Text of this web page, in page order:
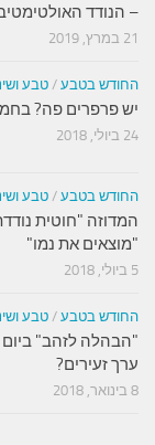
– הנודד
21 במרץ, 2019
החודש בטבע / טבע
יש פרפרים פה?
24 ביולי, 2018
החודש בטבע / טבע
המדוזה "חוטית
"מוצאים את נמו"
5 ביולי, 2018
החודש בטבע / טבע
"הבהלה לזהב" ביום
ערך זעירים?
8 בינואר, 2018